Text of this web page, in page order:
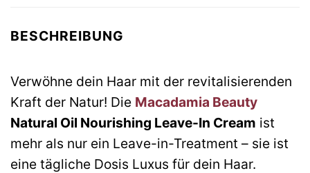
BESCHREIBUNG
Verwöhne dein Haar mit der revitalisierenden
Kraft der Natur! Die Macadamia Beauty
Natural Oil Nourishing Leave-In Cream ist
mehr als nur ein Leave-in-Treatment – sie ist
eine tägliche Dosis Luxus für dein Haar.